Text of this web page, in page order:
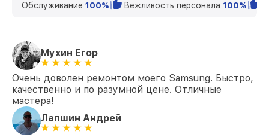
Обслуживание 100% Вежливость персонала 100%
Мухин Егор
Очень доволен ремонтом моего Samsung. Быстро,
качественно и по разумной цене. Отличные
мастера!
Лапшин Андрей